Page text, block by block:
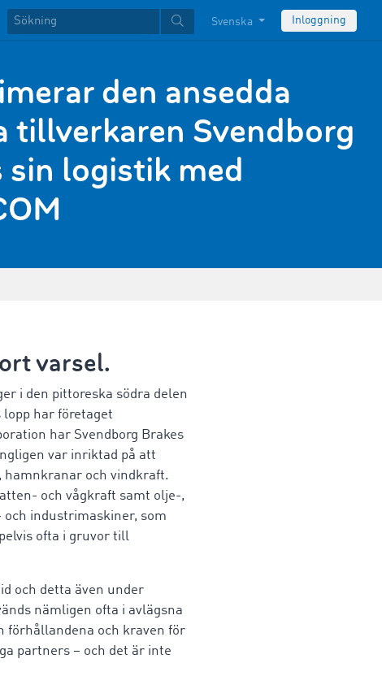
Svenska Inloggning
den ansedda
tillverkaren Svendborg
sin logistik med
varsel.
i den pittoreska södra delen
har företaget
har Svendborg Brakes
var inriktad på att
och vindkraft.
och vågkraft samt olje-,
industrimaskiner, som
ofta i gruvor till
och detta även under
nämligen ofta i avlägsna
förhållandena och kraven för
partners – och det är inte